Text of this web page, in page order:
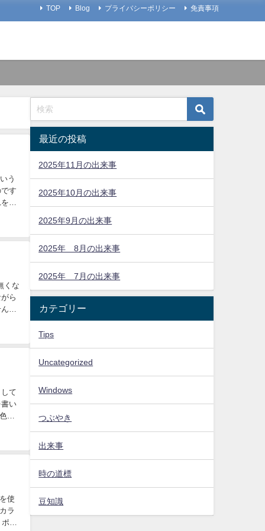
TOP Blog プライバシーポリシー 免責事項
う
す
系
くな
ら
て
い
々
使
ラ
ッ
最近の投稿
2025年11月の出来事
2025年10月の出来事
2025年9月の出来事
2025年 8月の出来事
2025年 7月の出来事
カテゴリー
Tips
Uncategorized
Windows
つぶやき
出来事
時の道標
豆知識